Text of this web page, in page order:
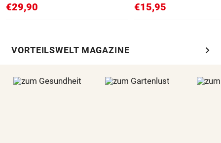
€29,90 €15,95
VORTEILSWELT MAGAZINE chevron_right